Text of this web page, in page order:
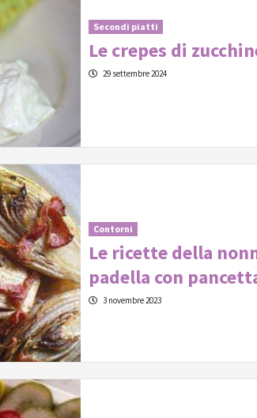
Secondi piatti
Le crepes di
29 settembre 2024
Contorni
Le ricette della
padella con
3 novembre 2023